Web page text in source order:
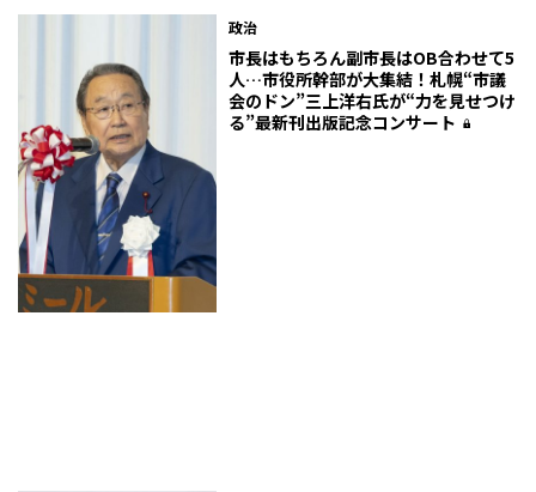
政治
市長はもちろん副市長はOB合わせて5
人…市役所幹部が大集結！札幌“市議
会のドン”三上洋右氏が“力を見せつけ
る”最新刊出版記念コンサート